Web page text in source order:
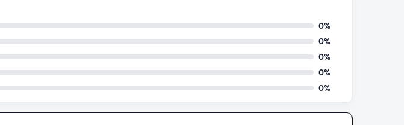
0%
0%
0%
0%
0%